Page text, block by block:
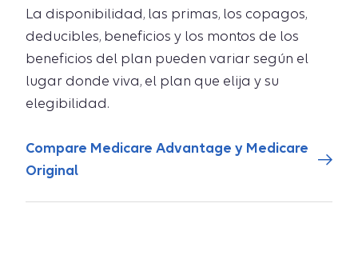
La disponibilidad, las primas, los copagos,
deducibles, beneficios y los montos de los
beneficios del plan pueden variar según el
lugar donde viva, el plan que elija y su
elegibilidad.
Compare Medicare Advantage y Medicare
Original